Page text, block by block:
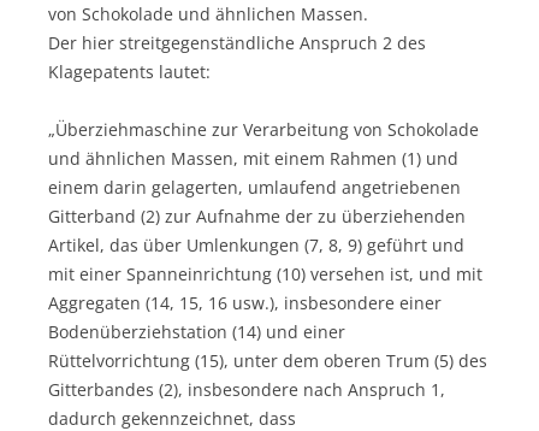
von Schokolade und ähnlichen Massen.
Der hier streitgegenständliche Anspruch 2 des
Klagepatents lautet:
„Überziehmaschine zur Verarbeitung von Schokolade
und ähnlichen Massen, mit einem Rahmen (1) und
einem darin gelagerten, umlaufend angetriebenen
Gitterband (2) zur Aufnahme der zu überziehenden
Artikel, das über Umlenkungen (7, 8, 9) geführt und
mit einer Spanneinrichtung (10) versehen ist, und mit
Aggregaten (14, 15, 16 usw.), insbesondere einer
Bodenüberziehstation (14) und einer
Rüttelvorrichtung (15), unter dem oberen Trum (5) des
Gitterbandes (2), insbesondere nach Anspruch 1,
dadurch gekennzeichnet, dass